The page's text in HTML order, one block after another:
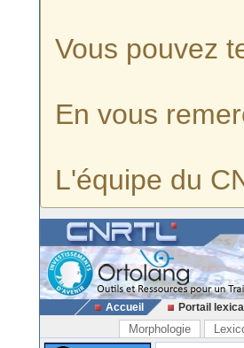
Vous pouvez
En vous
L'équipe du
Accueil Portail lexical
Morphologie